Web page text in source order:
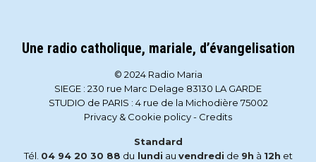
Une radio catholique, mariale, d’évangelisation
© 2024 Radio Maria
SIEGE : 230 rue Marc Delage 83130 LA GARDE
STUDIO de PARIS : 4 rue de la Michodière 75002
Privacy & Cookie policy- Credits
Standard
Tél. 04 94 20 30 88 du lundi au vendredi de 9h à 12h et